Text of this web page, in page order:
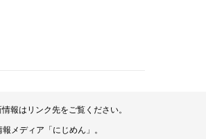
報はリンク先をご覧ください。
メディア「にじめん」。